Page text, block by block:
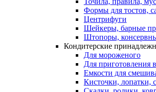
Формы для тостов,
Центрифуги
Шейкеры, барные
Штопоры,
Кондитерские
Для мороженого
Для приготовления
Емкости для
Кисточки, лопатки,